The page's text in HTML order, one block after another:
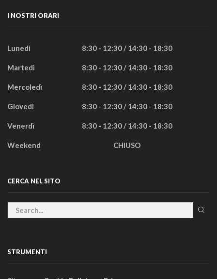
I NOSTRI ORARI
Lunedì 8:30 - 12:30 / 14:30 - 18:30
Martedì 8:30 - 12:30 / 14:30 - 18:30
Mercoledì 8:30 - 12:30 / 14:30 - 18:30
Giovedì 8:30 - 12:30 / 14:30 - 18:30
Venerdì 8:30 - 12:30 / 14:30 - 18:30
Weekend CHIUSO
CERCA NEL SITO
STRUMENTI